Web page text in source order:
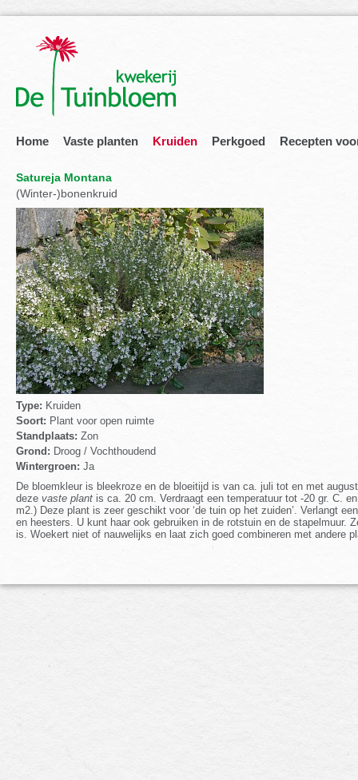
Home Vaste planten Kruiden Perkgoed Recepten
Satureja Montana
(Winter-)bonenkruid
Type: Kruiden
Soort: Plant voor open ruimte
Standplaats: Zon
Grond: Droog / Vochthoudend
Wintergroen: Ja
De bloemkleur is bleekroze en de bloeitijd is van ca. juli tot en met
deze vaste plant is ca. 20 cm. Verdraagt een temperatuur tot -20 gr. C.
m2.) Deze plant is zeer geschikt voor ‘de tuin op het zuiden’. Verlangt
en heesters. U kunt haar ook gebruiken in de rotstuin en de stapelmuur.
is. Woekert niet of nauwelijks en laat zich goed combineren met andere